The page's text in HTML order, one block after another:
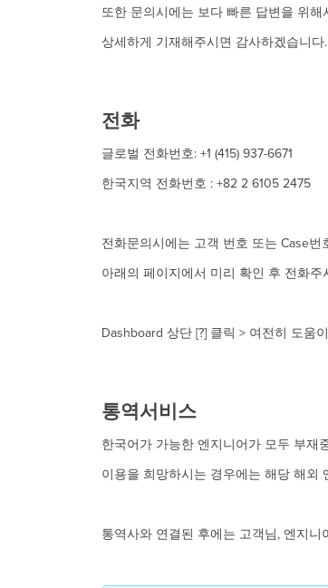
또한 문의시에는 보다 빠른 답변을 위
상세하게 기재해주시면 감사하겠습니다.
전화
글로벌 전화번호: +1 (415) 937-6671
한국지역 전화번호 : +82 2 6105 2475
전화문의시에는 고객 번호 또는 Case
아래의 페이지에서 미리 확인 후 전화
Dashboard 상단 [?] 클릭 > 여전히 도움
통역서비스
한국어가 가능한 엔지니어가 모두 부재
이용을 희망하시는 경우에는 해당 해외
통역사와 연결된 후에는 고객님, 엔지